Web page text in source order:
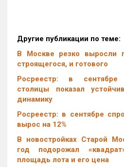
Другие публикации по теме:
В Москве резко выросли
строящегося, и готового
Росреестр: в
столицы показал
динамику
Росреестр: в сентябре
вырос на 12%
В новостройках Старой
год подорожал
площадь лота и его цена